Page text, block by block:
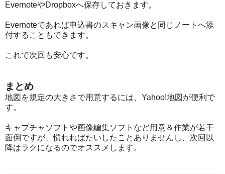
EvernoteやDropboxへ保存しておきます。
Evernoteであれば申込書のスキャン画像と同じノートへ添
付することもできます。
これで次回も安心です。
まとめ
地図を規定の大きさで用意するには、Yahoo!地図が便利で
す。
キャプチャソフトや画像編集ソフトなど用意＆作業が若干
面倒ですが、慣れればたいしたことありませんし、次回以
降はラクになるのでオススメします。